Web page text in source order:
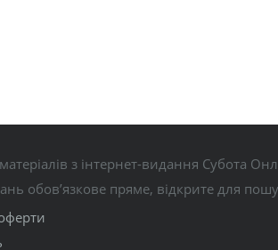
з інтернет-видання Субота
обов’язкове пряме, відкрите для